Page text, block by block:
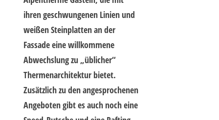
ihren geschwungenen Linien und
weißen Steinplatten an der
Fassade eine willkommene
Abwechslung zu „üblicher“
Thermenarchitektur bietet.
Zusätzlich zu den angesprochenen
Angeboten gibt es auch noch eine